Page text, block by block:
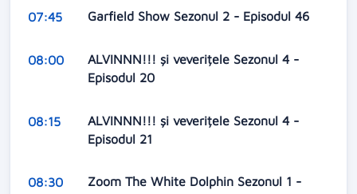
07:45 Garfield Show Sezonul 2 - Episodul 46
08:00
ALVINNN!!! și veverițele Sezonul 4 -
Episodul 20
08:15
ALVINNN!!! și veverițele Sezonul 4 -
Episodul 21
08:30
Zoom The White Dolphin Sezonul 1 -